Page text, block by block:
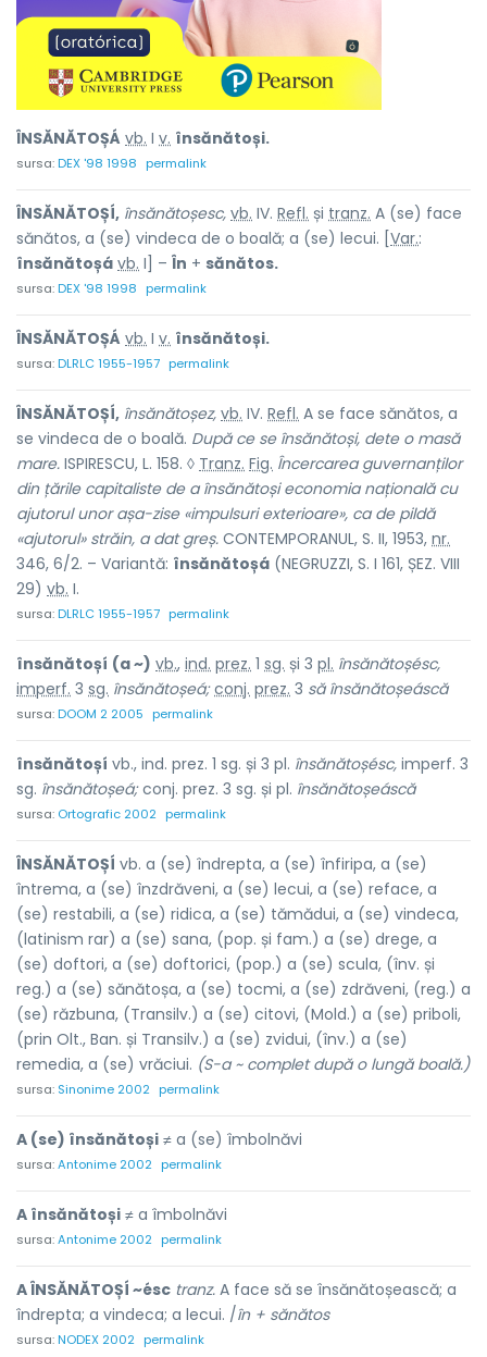
ÎNSĂNĂTOȘÁ vb. I v. însănătoși.
sursa:DEX '98 1998 permalink
ÎNSĂNĂTOȘÍ, însănătoșesc, vb. IV. Refl. și tranz. A (se) face
sănătos, a (se) vindeca de o boală; a (se) lecui. [ Var.:
însănătoșá vb. I] – În + sănătos.
sursa:DEX '98 1998 permalink
ÎNSĂNĂTOȘÁ vb. I v. însănătoși.
sursa:DLRLC 1955-1957 permalink
ÎNSĂNĂTOȘÍ, însănătoșez, vb. IV. Refl. A se face sănătos, a
se vindeca de o boală. După ce se însănătoși, dete o masă
mare. ISPIRESCU, L. 158. ◊ Tranz. Fig. Încercarea guvernanților
din țările capitaliste de a însănătoși economia națională cu
ajutorul unor așa-zise «impulsuri exterioare», ca de pildă
«ajutorul» străin, a dat greș. CONTEMPORANUL, S. II, 1953, nr.
346, 6/2. – Variantă: însănătoșá (NEGRUZZI, S. I 161, ȘEZ. VIII
29) vb. I.
sursa:DLRLC 1955-1957 permalink
însănătoșí (a ~) vb., ind. prez. 1 sg. și 3 pl. însănătoșésc,
imperf. 3 sg. însănătoșeá; conj. prez. 3 să însănătoșeáscă
sursa:DOOM 2 2005 permalink
însănătoșí vb., ind. prez. 1 sg. și 3 pl. însănătoșésc, imperf. 3
sg. însănătoșeá;conj. prez. 3 sg. și pl. însănătoșeáscă
sursa: Ortografic 2002 permalink
ÎNSĂNĂTOȘÍ vb. a (se) îndrepta, a (se) înfiripa, a (se)
întrema, a (se) înzdrăveni, a (se) lecui, a (se) reface, a
(se) restabili, a (se) ridica, a (se) tămădui, a (se) vindeca,
(latinism rar) a (se) sana, (pop. și fam.) a (se) drege, a
(se) doftori, a (se) doftorici, (pop.) a (se) scula, (înv. și
reg.) a (se) sănătoșa, a (se) tocmi, a (se) zdrăveni, (reg.) a
(se) răzbuna, (Transilv.) a (se) citovi, (Mold.) a (se) priboli,
(prin Olt., Ban. și Transilv.) a (se) zvidui, (înv.) a (se)
remedia, a (se) vrăciui. (S-a ~ complet după o lungă boală.)
sursa: Sinonime 2002 permalink
A (se) însănătoși ≠ a (se) îmbolnăvi
sursa:Antonime 2002 permalink
A însănătoși ≠ a îmbolnăvi
sursa:Antonime 2002 permalink
A ÎNSĂNĂTOȘÍ ~ésc tranz. A face să se însănătoșească; a
îndrepta; a vindeca; a lecui. /în + sănătos
sursa:NODEX 2002 permalink